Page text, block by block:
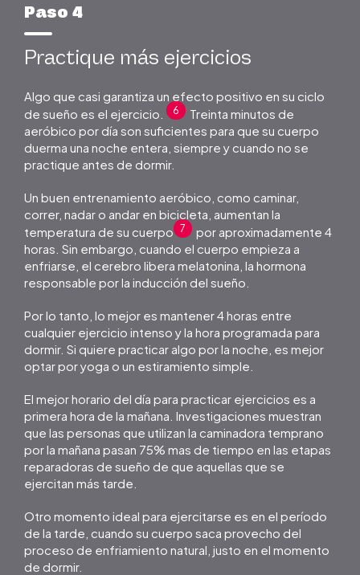
Paso 4
Practique más ejercicios
Algo que casi garantiza un efecto positivo en su ciclo
de sueño es el ejercicio.
6
Treinta minutos de
aeróbico por día son suficientes para que su cuerpo
duerma una noche entera, siempre y cuando no se
practique antes de dormir.
Un buen entrenamiento aeróbico, como caminar,
correr, nadar o andar en bicicleta, aumentan la
temperatura de su cuerpo 7
por aproximadamente 4
horas. Sin embargo, cuando el cuerpo empieza a
enfriarse, el cerebro libera melatonina, la hormona
responsable por la inducción del sueño.
Por lo tanto, lo mejor es mantener 4 horas entre
cualquier ejercicio intenso y la hora programada para
dormir. Si quiere practicar algo por la noche, es mejor
optar por yoga o un estiramiento simple.
El mejor horario del día para practicar ejercicios es a
primera hora de la mañana. Investigaciones muestran
que las personas que utilizan la caminadora temprano
por la mañana pasan 75% mas de tiempo en las etapas
reparadoras de sueño de que aquellas que se
ejercitan más tarde.
Otro momento ideal para ejercitarse es en el período
de la tarde, cuando su cuerpo saca provecho del
proceso de enfriamiento natural, justo en el momento
de dormir.